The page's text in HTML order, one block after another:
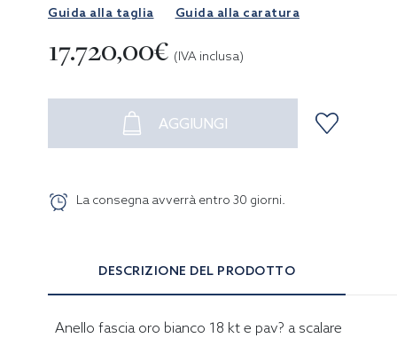
Guida alla taglia Guida alla caratura
17.720,00€ (IVA inclusa)
AGGIUNGI
La consegna avverrà entro 30 giorni.
DESCRIZIONE DEL PRODOTTO
Anello fascia oro bianco 18 kt e pav? a scalare